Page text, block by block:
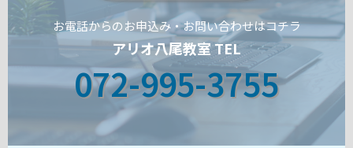
お電話からのお申込み・お問い合わせはコチラ
アリオ八尾教室 TEL
072-995-3755